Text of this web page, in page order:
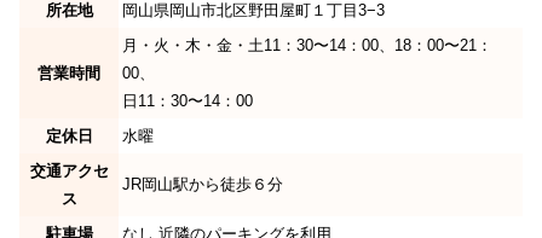
所在地
岡山県岡山市北区野田屋町１丁目3−3
営業時間
月・火・木・金・土11：30〜14：00、18：00〜21：
00、
日11：30〜14：00
定休日
水曜
交通アクセ
ス
JR岡山駅から徒歩６分
駐車場 なし 近隣のパーキングを利用